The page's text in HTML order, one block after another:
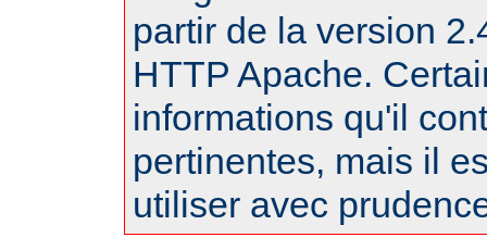
partir de la version
HTTP Apache.
informations qu'il
pertinentes, mais il
utiliser avec